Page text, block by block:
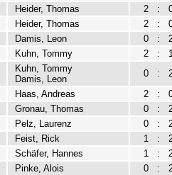
Heider, Thomas 2 :
Heider, Thomas 2 :
Damis, Leon 0 :
Kuhn, Tommy 2 : 1
Kuhn, Tommy
Damis, Leon
0 :
Haas, Andreas 2 :
Gronau, Thomas 0 :
Pelz, Laurenz 0 :
Feist, Rick 1 :
Schäfer, Hannes 1 :
Pinke, Alois 0 :